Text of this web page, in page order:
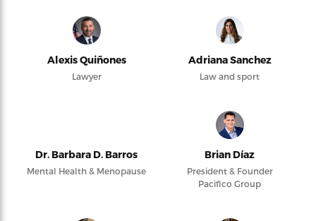
Alexis Quiñones
Lawyer
Adriana Sanchez
Law and sport
Dr. Barbara D. Barros
Mental Health & Menopause
Brian Díaz
President & Founder
Pacifico Group